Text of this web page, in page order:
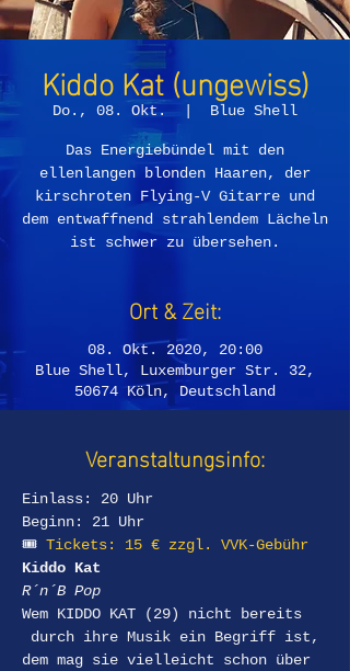
Kiddo Kat (ungewiss)
Do., 08. Okt.
  |
Blue Shell
Das Energiebündel mit den
ellenlangen blonden Haaren, der
kirschroten Flying-V Gitarre und
dem entwaffnend strahlendem Lächeln
ist schwer zu übersehen.
Ort & Zeit:
08. Okt. 2020, 20:00
Blue Shell, Luxemburger Str. 32,
50674 Köln, Deutschland
Veranstaltungsinfo:
Einlass: 20 Uhr
Beginn: 21 Uhr
🎟 Tickets: 15 € zzgl. VVK-Gebühr
Kiddo Kat
R´n´B Pop
Wem KIDDO KAT (29) nicht bereits
durch ihre Musik ein Begriff ist,
dem mag sie vielleicht schon über